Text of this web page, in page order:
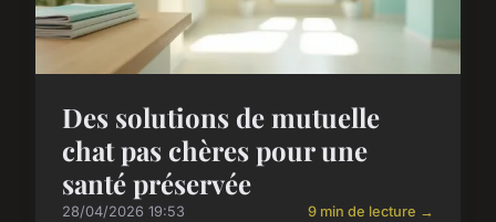
Des solutions de mutuelle
chat pas chères pour une
santé préservée
28/04/2026 19:53 9 min de lecture →